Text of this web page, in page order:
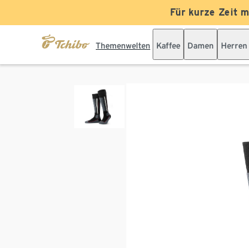
Für kurze Zeit
Themenwelten Kaffee Damen Herren